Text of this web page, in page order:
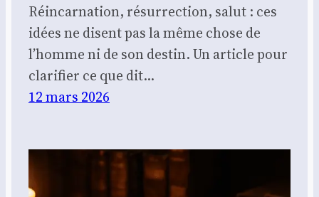
Réincarnation, résurrection, salut : ces
idées ne disent pas la même chose de
l’homme ni de son destin. Un article pour
clarifier ce que dit…
12 mars 2026